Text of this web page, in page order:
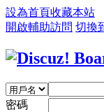
設為首頁收藏本站
開啟輔助訪問 切換
密碼